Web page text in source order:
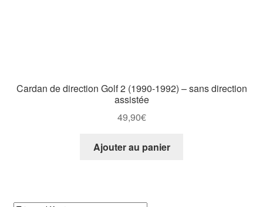
Cardan de direction Golf 2 (1990-1992) – sans direction
assistée
49,90€
Ajouter au panier